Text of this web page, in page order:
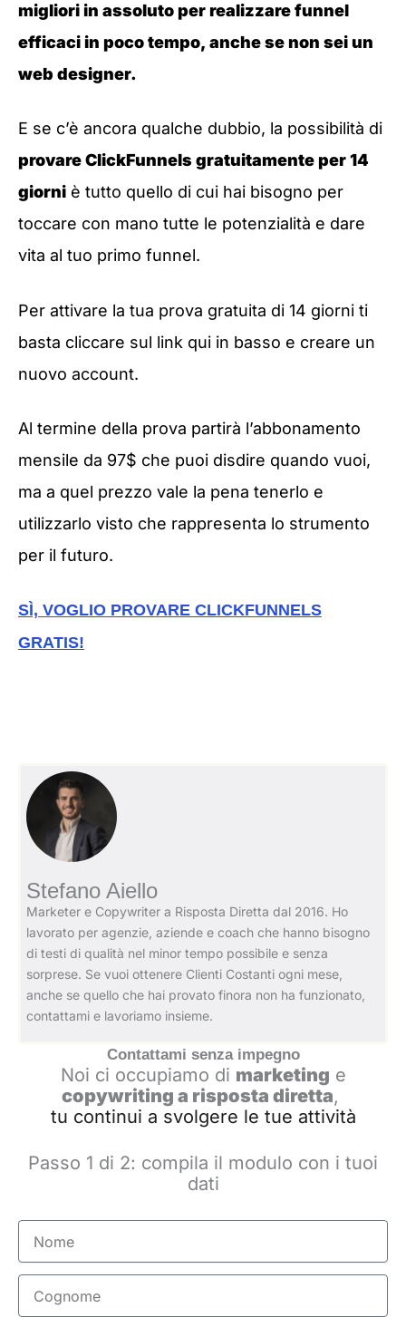
migliori in assoluto per realizzare funnel
efficaci in poco tempo, anche se non sei un
web designer.
E se c’è ancora qualche dubbio, la possibilità di
provare ClickFunnels gratuitamente per 14
giorni è tutto quello di cui hai bisogno per
toccare con mano tutte le potenzialità e dare
vita al tuo primo funnel.
Per attivare la tua prova gratuita di 14 giorni ti
basta cliccare sul link qui in basso e creare un
nuovo account.
Al termine della prova partirà l’abbonamento
mensile da 97$ che puoi disdire quando vuoi,
ma a quel prezzo vale la pena tenerlo e
utilizzarlo visto che rappresenta lo strumento
per il futuro.
SÌ, VOGLIO PROVARE CLICKFUNNELS
GRATIS!
Stefano Aiello
Marketer e Copywriter a Risposta Diretta dal 2016. Ho
lavorato per agenzie, aziende e coach che hanno bisogno
di testi di qualità nel minor tempo possibile e senza
sorprese. Se vuoi ottenere Clienti Costanti ogni mese,
anche se quello che hai provato finora non ha funzionato,
contattami e lavoriamo insieme.
Contattami senza impegno
Noi ci occupiamo di marketing e
copywriting a risposta diretta,
tu continui a svolgere le tue attività
Passo 1 di 2: compila il modulo con i tuoi
dati
Nome
Cognome